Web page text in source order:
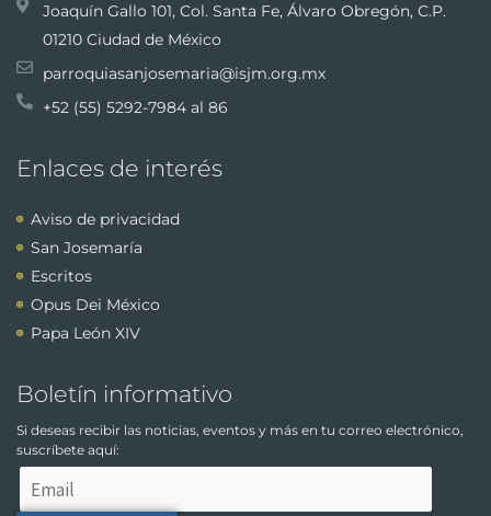
Joaquín Gallo 101, Col. Santa Fe, Álvaro Obregón, C.P.
01210 Ciudad de México
parroquiasanjosemaria@isjm.org.mx
+52 (55) 5292-7984 al 86
Enlaces de interés
Aviso de privacidad
San Josemaría
Escritos
Opus Dei México
Papa León XIV
Boletín informativo
Si deseas recibir las noticias, eventos y más en tu correo electrónico,
suscríbete aquí: